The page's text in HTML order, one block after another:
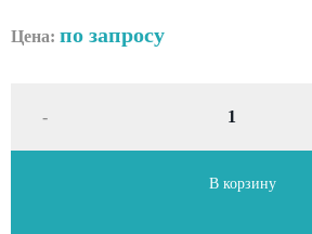
Цена: по запросу
-
В корзину